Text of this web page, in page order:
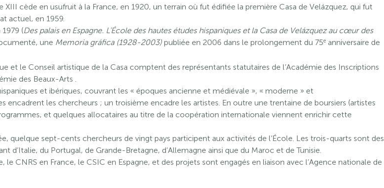
cède en usufruit à la France, en 1920, un terrain où fut édifiée la première Casa de Velázquez, qui fut
actuel, en 1959.
(Des palais en Espagne. L’École des hautes études hispaniques et la Casa de Velázquez au cœur des
une Memoria gráfica (1928-2003) publiée en 2006 dans le prolongement du 75e anniversaire de
et le Conseil artistique de la Casa comptent des représentants statutaires de l’Académie des Inscriptions
des Beaux-Arts .
et ibériques, couvrant les « époques ancienne et médiévale », « moderne » et
les chercheurs ; un troisième encadre les artistes. En outre une trentaine de boursiers (artistes
et quelques allocataires au titre de la coopération internationale viennent enrichir cette
quelque sept-cents chercheurs de vingt pays participent aux activités de l’École. Les trois-quarts sont des
d’Italie, du Portugal, de Grande-Bretagne, d’Allemagne ainsi que du Maroc et de Tunisie.
CNRS en France, le CSIC en Espagne, et des projets sont engagés en liaison avec l’Agence nationale de